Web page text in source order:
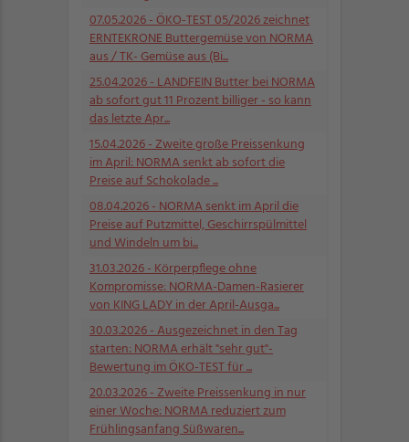
07.05.2026- ÖKO-TEST 05/2026 zeichnet
ERNTEKRONE Buttergemüse von NORMA
aus / TK- Gemüse aus (Bi...
25.04.2026- LANDFEIN Butter bei NORMA
ab sofort gut 11 Prozent billiger - so kann
das letzte Apr...
15.04.2026- Zweite große Preissenkung
im April: NORMA senkt ab sofort die
Preise auf Schokolade ...
08.04.2026- NORMA senkt im April die
Preise auf Putzmittel, Geschirrspülmittel
und Windeln um bi...
31.03.2026- Körperpflege ohne
Kompromisse: NORMA-Damen-Rasierer
von KING LADY in der April-Ausga...
30.03.2026- Ausgezeichnet in den Tag
starten: NORMA erhält "sehr gut"-
Bewertung im ÖKO-TEST für ...
20.03.2026- Zweite Preissenkung in nur
einer Woche: NORMA reduziert zum
Frühlingsanfang Süßwaren...